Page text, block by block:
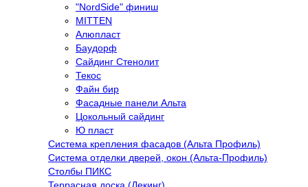
"NordSide" финиш
MITTEN
Алюпласт
Баудорф
Сайдинг Стенолит
Текос
Файн бир
Фасадные панели Альта
Цокольный сайдинг
Ю пласт
Система крепления фасадов (Альта Профиль)
Система отделки дверей, окон (Альта-Профиль)
Столбы ПИКС